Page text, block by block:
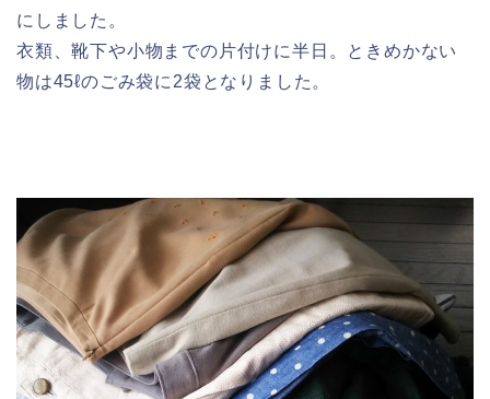
にしました。
衣類、靴下や小物までの片付けに半日。 ときめかない
物は45ℓのごみ袋に2袋となりました。